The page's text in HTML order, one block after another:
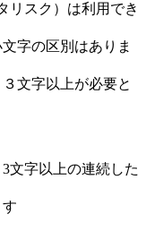
リスク）は利用でき
字の区別はありま
文字以上が必要と
文字以上の連続した